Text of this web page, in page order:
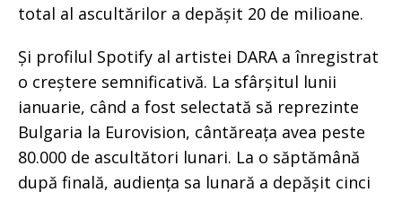
total al ascultărilor a depășit 20 de milioane.
Și profilul Spotify al artistei DARA a înregistrat
o creștere semnificativă. La sfârșitul lunii
ianuarie, când a fost selectată să reprezinte
Bulgaria la Eurovision, cântăreața avea peste
80.000 de ascultători lunari. La o săptămână
după finală, audiența sa lunară a depășit cinci